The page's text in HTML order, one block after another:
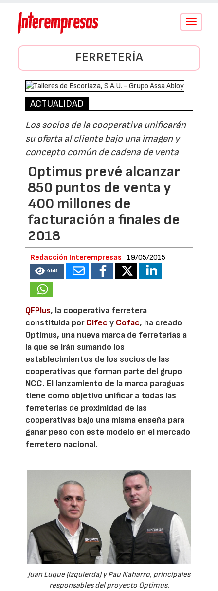
Conmutar
FERRETERÍA
ACTUALIDAD
Los socios de la cooperativa unificarán
su oferta al cliente bajo una imagen y
concepto común de cadena de venta
Optimus prevé alcanzar
850 puntos de venta y
400 millones de
facturación a finales de
2018
Redacción Interempresas 19/05/2015
468
QFPlus, la cooperativa ferretera
constituida porCifec y Cofac, ha creado
Optimus, una nueva marca de ferreterías a
la que se irán sumando los
establecimientos de los socios de las
cooperativas que forman parte del grupo
NCC. El lanzamiento de la marca paraguas
tiene como objetivo unificar a todas las
ferreterías de proximidad de las
cooperativas bajo una misma enseña para
ganar peso con este modelo en el mercado
ferretero nacional.
Juan Luque (izquierda) y Pau Naharro, principales
responsables del proyecto Optimus.